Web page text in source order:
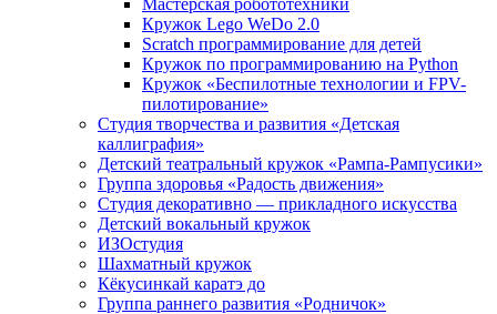
Мастерская робототехники
Кружок Lego WeDo 2.0
Scratch программирование для детей
Кружок по программированию на Python
Кружок «Беспилотные технологии и FPV-
пилотирование»
Студия творчества и развития «Детская
каллиграфия»
Детский театральный кружок «Рампа-Рампусики»
Группа здоровья «Радость движения»
Студия декоративно — прикладного искусства
Детский вокальный кружок
ИЗОстудия
Шахматный кружок
Кёкусинкай каратэ до
Группа раннего развития «Родничок»